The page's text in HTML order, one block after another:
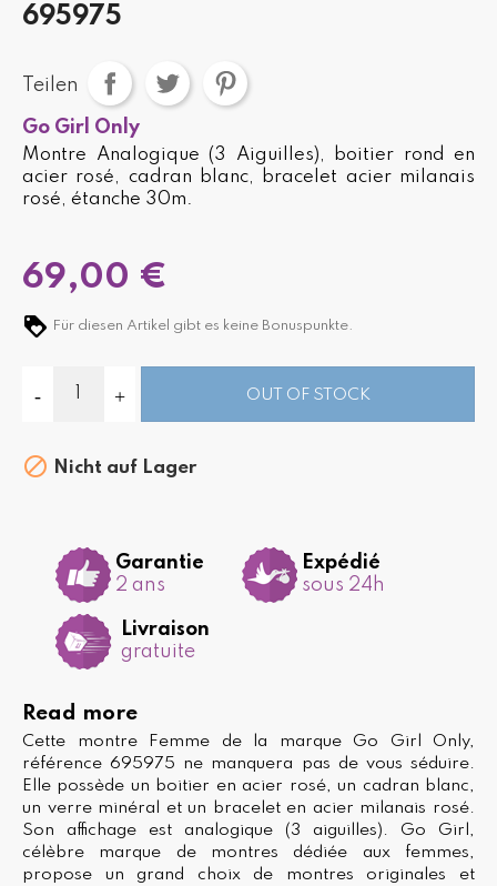
695975
Teilen
Go Girl Only
Montre Analogique (3 Aiguilles), boitier rond en
acier rosé, cadran blanc, bracelet acier milanais
rosé, étanche 30m.
69,00 €
Für diesen Artikel gibt es keine Bonuspunkte.
OUT OF STOCK
 Nicht auf Lager
Garantie
2 ans
Expédié
sous 24h
Livraison
gratuite
Read more
Cette montre Femme de la marque Go Girl Only,
référence 695975 ne manquera pas de vous séduire.
Elle possède un boitier en acier rosé, un cadran blanc,
un verre minéral et un bracelet en acier milanais rosé.
Son affichage est analogique (3 aiguilles). Go Girl,
célèbre marque de montres dédiée aux femmes,
propose un grand choix de montres originales et